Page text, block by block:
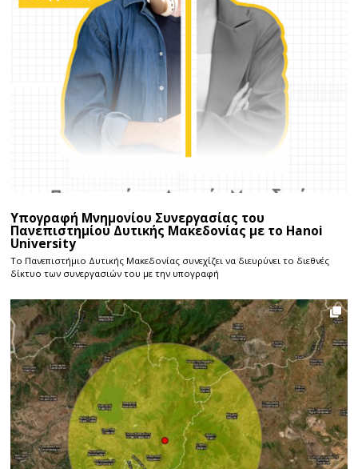
Υπογραφή Μνημονίου Συνεργασίας του
Πανεπιστημίου Δυτικής Μακεδονίας με το Hanoi
University
Το Πανεπιστήμιο Δυτικής Μακεδονίας συνεχίζει να διευρύνει το διεθνές
δίκτυο των συνεργασιών του με την υπογραφή